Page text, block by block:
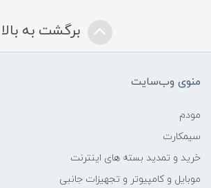
برگشت به بالا
منوی وب‌سایت
مودم
سیمکارت
خرید و تمدید بسته های اینترنت
موبایل و کامپیوتر و تجهیزات جانبی